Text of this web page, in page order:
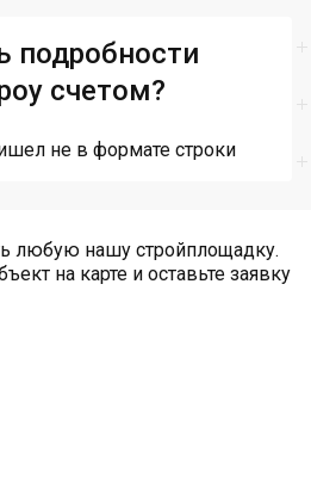
подробности
счетом?
не в формате строки
любую нашу стройплощадку.
на карте и оставьте заявку